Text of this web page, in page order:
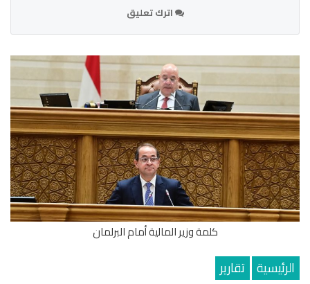
اترك تعليق
كلمة وزير المالية أمام البرلمان
الرئيسية تقارير